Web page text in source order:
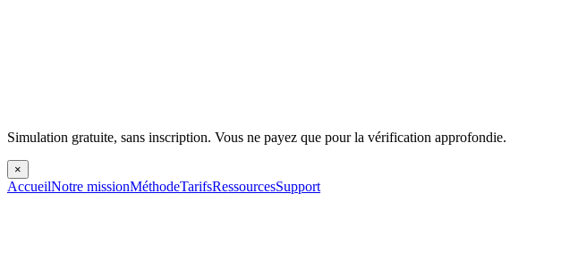
Simulation gratuite, sans inscription. Vous ne payez que pour la vérification approfondie.
×
AccueilNotre missionMéthodeTarifsRessourcesSupport